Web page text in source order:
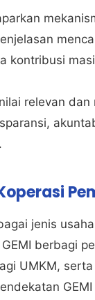
kontribusi
relevan
jenis
berbagi
UMKM,